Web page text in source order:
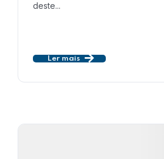
deste...
Ler mais